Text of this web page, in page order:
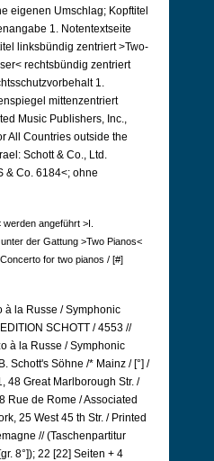
eigenen Umschlag; Kopftitel
1. Notentextseite
linksbündig zentriert >Two-
rechtsbündig zentriert
1.
mittenzentriert
Music Publishers, Inc.,
All Countries outside the
Schott & Co., Ltd.
& Co. 6184<; ohne
angeführt >I.
der Gattung >Two Pianos<
for two pianos / [#]
à la Russe / Symphonic
SCHOTT / 4553 //
à la Russe / Symphonic
Schott's Söhne /* Mainz / [°] /
48 Great Marlborough Str. /
Rue de Rome / Associated
25 West 45 th Str. / Printed
// (Taschenpartitur
8°]); 22 [22] Seiten + 4